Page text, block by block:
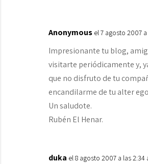
Anonymous el 7 agosto 2007
Impresionante tu blog,
visitarte periódicamente y,
que no disfruto de tu
encandilarme de tu alter
Un saludote.
Rubén El Henar.
duka el 8 agosto 2007 a las 2:34